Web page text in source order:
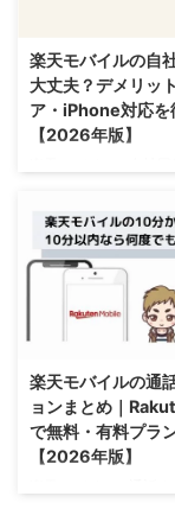
楽天モバイルの自
大丈夫？デメリッ
ア・iPhone対応を
【2026年版】
iPhone対応を徹底解
楽天モバイルはどんな
自社回線がメインな
意点を詳しく説明しま
【2026年版】
2026/8/4
楽天モバイルの通
ョンまとめ｜
で無料・有料プラ
【2026年版】